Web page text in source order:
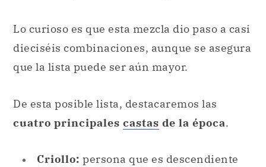
Lo curioso es que esta mezcla dio paso a casi
dieciséis combinaciones, aunque se asegura
que la lista puede ser aún mayor.
De esta posible lista, destacaremos las
cuatro principales castas de la época.
Criollo: persona que es descendiente